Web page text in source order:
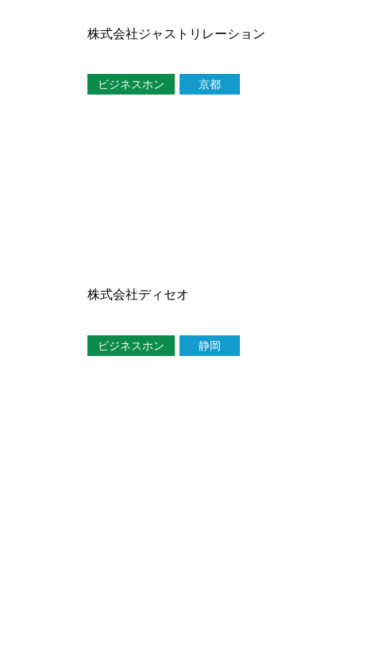
株式会社ジャストリレーション
ビジネスホン 京都
株式会社ディセオ
ビジネスホン 静岡